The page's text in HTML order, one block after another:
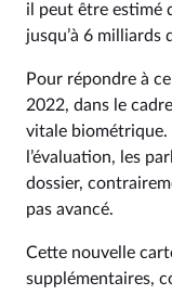
il peut être estimé
jusqu’à 6 milliards
Pour répondre à
2022, dans le
vitale biométrique.
l’évaluation, les
dossier,
pas avancé.
Cette nouvelle
supplémentaires,